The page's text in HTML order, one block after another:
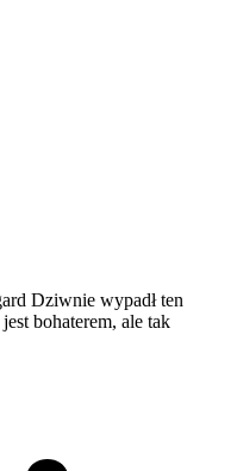
Dziwnie wypadł ten
bohaterem, ale tak